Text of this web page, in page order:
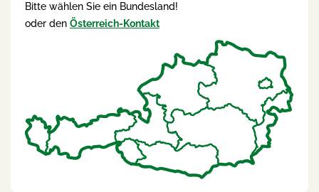
Bitte wählen Sie ein Bundesland!
oder den Österreich-Kontakt